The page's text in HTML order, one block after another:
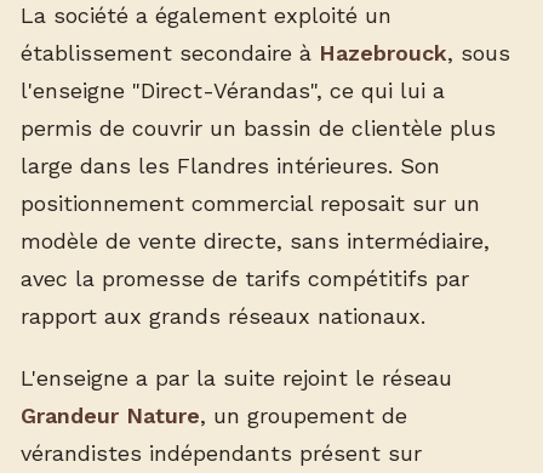
La société a également exploité un
établissement secondaire à Hazebrouck, sous
l'enseigne "Direct-Vérandas", ce qui lui a
permis de couvrir un bassin de clientèle plus
large dans les Flandres intérieures. Son
positionnement commercial reposait sur un
modèle de vente directe, sans intermédiaire,
avec la promesse de tarifs compétitifs par
rapport aux grands réseaux nationaux.
L'enseigne a par la suite rejoint le réseau
Grandeur Nature, un groupement de
vérandistes indépendants présent sur